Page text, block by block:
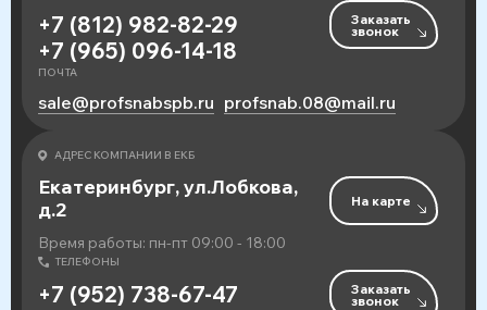
+7 (812) 982-82-29
+7 (965) 096-14-18
Заказать
звонок
ПОЧТА
sale@profsnabspb.ru profsnab.08@mail.ru
АДРЕС КОМПАНИИ В ЕКБ
Екатеринбург, ул.Лобкова,
д.2
Время работы: пн-пт 09:00 - 18:00
На карте
ТЕЛЕФОНЫ
+7 (952) 738-67-47 Заказать
звонок